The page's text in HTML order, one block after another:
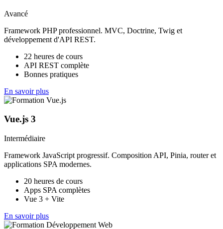
Avancé
Framework PHP professionnel. MVC, Doctrine, Twig et
développement d'API REST.
22 heures de cours
API REST complète
Bonnes pratiques
En savoir plus
Vue.js 3
Intermédiaire
Framework JavaScript progressif. Composition API, Pinia, router et
applications SPA modernes.
20 heures de cours
Apps SPA complètes
Vue 3 + Vite
En savoir plus